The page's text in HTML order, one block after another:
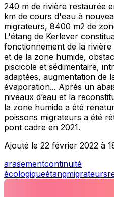
240 m de rivière restaurée
km de cours d'eau à
migrateurs, 8400 m2 de
L'étang de Kerlever
fonctionnement de la rivière
et de la zone humide,
piscicole et sédimentaire,
adaptées, augmentation de
évaporation... Après un
niveaux d’eau et la
la zone humide a été
poissons migrateurs a été
pont cadre en 2021.
Ajouté le 22 février 2022 à
arasementcontinuité
écologiqueétangmigrateurs